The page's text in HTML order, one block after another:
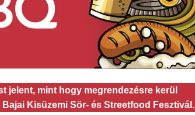
jelent, mint hogy megrendezésre kerül
Kisüzemi Sör- és Streetfood Fesztivál.